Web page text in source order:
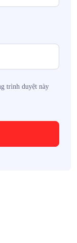
trình duyệt này